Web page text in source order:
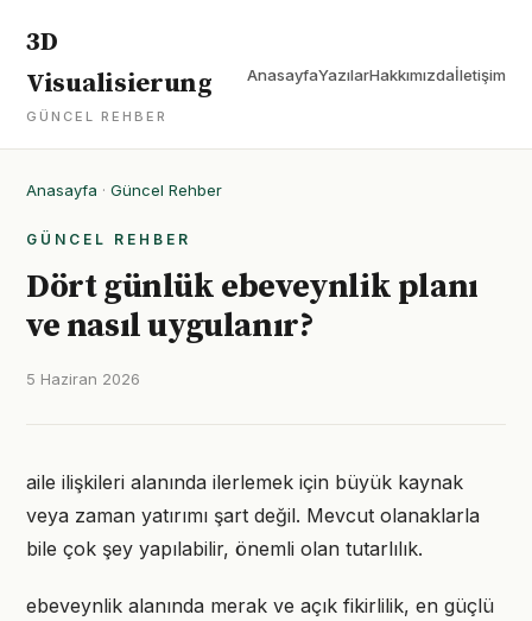
3D
Visualisierung
GÜNCEL REHBER
AnasayfaYazılarHakkımızdaİletişim
Anasayfa · Güncel Rehber
GÜNCEL REHBER
Dört günlük ebeveynlik planı
ve nasıl uygulanır?
5 Haziran 2026
aile ilişkileri alanında ilerlemek için büyük kaynak
veya zaman yatırımı şart değil. Mevcut olanaklarla
bile çok şey yapılabilir, önemli olan tutarlılık.
ebeveynlik alanında merak ve açık fikirlilik, en güçlü